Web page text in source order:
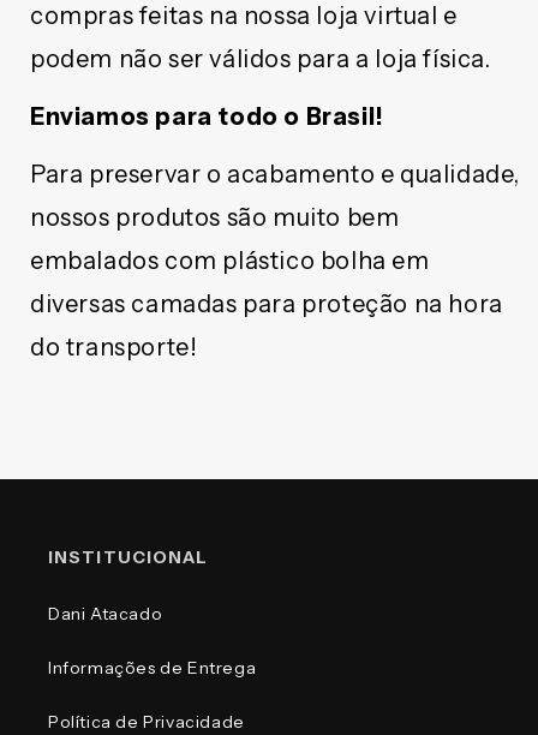
compras feitas na nossa loja virtual e
podem não ser válidos para a loja física.
Enviamos para todo o Brasil!
Para preservar o acabamento e qualidade,
nossos produtos são muito bem
embalados com plástico bolha em
diversas camadas para proteção na hora
do transporte!
INSTITUCIONAL
Dani Atacado
Informações de Entrega
Política de Privacidade